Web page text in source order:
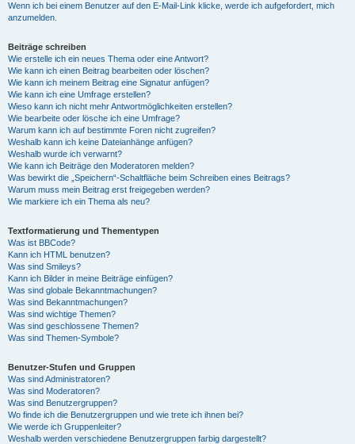
Wenn ich bei einem Benutzer auf den E-Mail-Link klicke, werde ich aufgefordert, mich
anzumelden.
Beiträge schreiben
Wie erstelle ich ein neues Thema oder eine Antwort?
Wie kann ich einen Beitrag bearbeiten oder löschen?
Wie kann ich meinem Beitrag eine Signatur anfügen?
Wie kann ich eine Umfrage erstellen?
Wieso kann ich nicht mehr Antwortmöglichkeiten erstellen?
Wie bearbeite oder lösche ich eine Umfrage?
Warum kann ich auf bestimmte Foren nicht zugreifen?
Weshalb kann ich keine Dateianhänge anfügen?
Weshalb wurde ich verwarnt?
Wie kann ich Beiträge den Moderatoren melden?
Was bewirkt die „Speichern“-Schaltfläche beim Schreiben eines Beitrags?
Warum muss mein Beitrag erst freigegeben werden?
Wie markiere ich ein Thema als neu?
Textformatierung und Thementypen
Was ist BBCode?
Kann ich HTML benutzen?
Was sind Smileys?
Kann ich Bilder in meine Beiträge einfügen?
Was sind globale Bekanntmachungen?
Was sind Bekanntmachungen?
Was sind wichtige Themen?
Was sind geschlossene Themen?
Was sind Themen-Symbole?
Benutzer-Stufen und Gruppen
Was sind Administratoren?
Was sind Moderatoren?
Was sind Benutzergruppen?
Wo finde ich die Benutzergruppen und wie trete ich ihnen bei?
Wie werde ich Gruppenleiter?
Weshalb werden verschiedene Benutzergruppen farbig dargestellt?